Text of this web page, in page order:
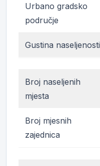
Urbano gradsko
područje
Gustina naseljenosti
Broj naseljenih
mjesta
Broj mjesnih
zajednica